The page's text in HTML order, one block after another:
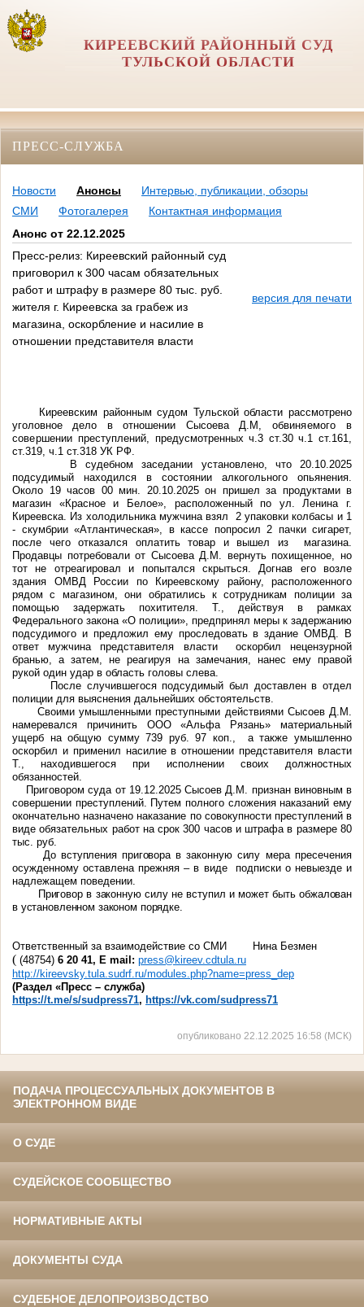
КИРЕЕВСКИЙ РАЙОННЫЙ СУД
ТУЛЬСКОЙ ОБЛАСТИ
ПРЕСС-СЛУЖБА
Новости Анонсы
Интервью, публикации, обзоры
СМИ
Фотогалерея
Контактная информация
Анонс от 22.12.2025
Пресс-релиз: Киреевский районный суд
приговорил к 300 часам обязательных
работ и штрафу в размере 80 тыс. руб.
жителя г. Киреевска за грабеж из
магазина, оскорбление и насилие в
отношении представителя власти
версия для печати
Киреевским районным судом Тульской области рассмотрено
уголовноедело в отношении Сысоева Д.М, обвиняемого в
совершениипреступлений, предусмотренных ч.3 ст.30 ч.1 ст.161,
ст.319, ч.1 ст.318 УК РФ.
В судебном заседании установлено, что 20.10.2025
подсудимый находился в состоянии алкогольного опьянения.
Около 19 часов 00 мин. 20.10.2025 он пришел за продуктами в
магазин «Красное и Белое», расположенный по ул. Ленина г.
Киреевска. Из холодильника мужчина взял 2 упаковки колбасы и 1
- скумбрии «Атлантическая», в кассе попросил 2 пачки сигарет,
после чего отказался оплатить товар и вышел из
магазина.
Продавцы потребовали от Сысоева Д.М. вернуть похищенное, но
тот не отреагировал
и попытался скрыться. Догнав его возле
здания ОМВД России по Киреевскому району, расположенного
рядом с магазином, они обратились к сотрудникам полиции за
помощью задержать похитителя. Т., действуя в рамках
Федерального закона «О полиции», предпринял меры к задержанию
подсудимого и предложил ему проследовать в здание ОМВД. В
ответ мужчина представителя власти оскорбил нецензурной
бранью, а затем, не реагируя на замечания, нанес ему правой
рукой один удар в область головы слева.
После случившегося подсудимый был доставлен в отдел
полиции для выяснения дальнейших обстоятельств.
Своими умышленными преступными действиями Сысоев Д.М.
намеревался причинить ООО «Альфа Рязань»
материальный
ущерб на общую сумму 739 руб. 97 коп., а также умышленно
оскорбил и применил насилие в отношении представителя власти
Т., находившегося при исполнении своих должностных
обязанностей.
Приговором суда от 19.12.2025Сысоев Д.М. признан виновным в
совершении преступлений. Путем полного сложения наказаний ему
окончательно назначено наказание по совокупности преступлений в
виде обязательных работ на срок 300 часов и штрафа в размере 80
тыс. руб.
До вступления приговора в законную силу мера пресечения
осужденному оставлена прежняя – в виде подписки о невыезде и
надлежащем поведении.
Приговор в законную силу не вступил и может быть обжалован
в установленном законом порядке.
Ответственный за взаимодействие со СМИ Нина Безмен
( (48754) 6 20 41, E mail: press@kireev.cdtula.ru
http://kireevsky.tula.sudrf.ru/modules.php?name=press_dep
(Раздел «Пресс – служба)
https://t.me/s/sudpress71, https://vk.com/sudpress71
опубликовано 22.12.2025 16:58 (МСК)
ПОДАЧА ПРОЦЕССУАЛЬНЫХ ДОКУМЕНТОВ В
ЭЛЕКТРОННОМ ВИДЕ
О СУДЕ
СУДЕЙСКОЕ СООБЩЕСТВО
НОРМАТИВНЫЕ АКТЫ
ДОКУМЕНТЫ СУДА
СУДЕБНОЕ ДЕЛОПРОИЗВОДСТВО